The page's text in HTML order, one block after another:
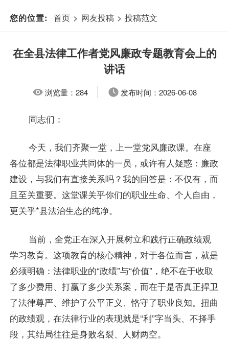
您的位置: 首页 > 网友投稿 > 投稿范文
在全县法律工作者党风廉政专题教育会上的
讲话
浏览量：284 发布时间： 2026-06-08
同志们：
今天，我们齐聚一堂，上一堂党风廉政课。在座
各位都是法律职业共同体的一员，或许有人疑惑：廉政
建设，与我们有直接关系吗？我的回答是：不仅有，而
且至关重要。这堂课关乎你们的职业生命、个人自由，
更关乎*县法治生态的纯净。
当前，全党正在深入开展树立和践行正确政绩观
学习教育。这项教育的核心精神，对于各位而言，就是
必须明确：法律职业的“政绩”与“价值”，绝不在于收取
了多少费用、打赢了多少关系案，而在于是否真正捍卫
了法律尊严、维护了公平正义、恪守了职业良知。扭曲
的政绩观，在法律行业的表现就是“利”字当头、不择手
段，其结局往往是身败名裂、人财两空。